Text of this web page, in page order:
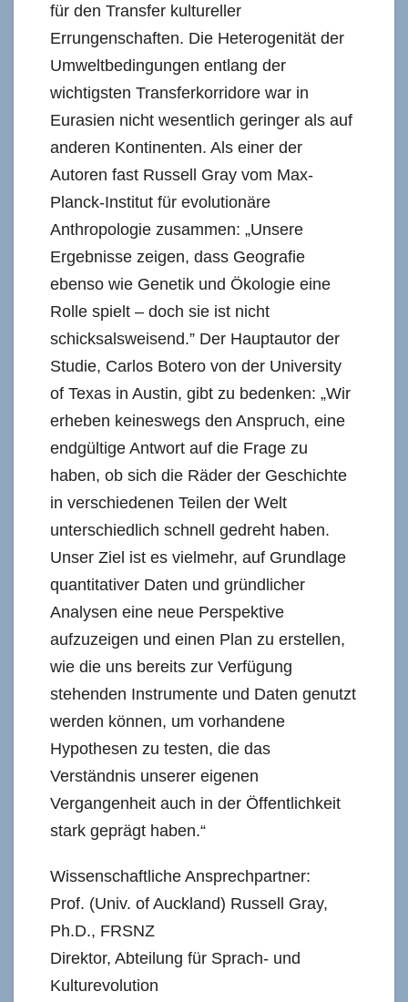
für den Transfer kultureller
Errungenschaften. Die Heterogenität der
Umweltbedingungen entlang der
wichtigsten Transferkorridore war in
Eurasien nicht wesentlich geringer als auf
anderen Kontinenten. Als einer der
Autoren fast Russell Gray vom Max-
Planck-Institut für evolutionäre
Anthropologie zusammen: „Unsere
Ergebnisse zeigen, dass Geografie
ebenso wie Genetik und Ökologie eine
Rolle spielt – doch sie ist nicht
schicksalsweisend.” Der Hauptautor der
Studie, Carlos Botero von der University
of Texas in Austin, gibt zu bedenken: „Wir
erheben keineswegs den Anspruch, eine
endgültige Antwort auf die Frage zu
haben, ob sich die Räder der Geschichte
in verschiedenen Teilen der Welt
unterschiedlich schnell gedreht haben.
Unser Ziel ist es vielmehr, auf Grundlage
quantitativer Daten und gründlicher
Analysen eine neue Perspektive
aufzuzeigen und einen Plan zu erstellen,
wie die uns bereits zur Verfügung
stehenden Instrumente und Daten genutzt
werden können, um vorhandene
Hypothesen zu testen, die das
Verständnis unserer eigenen
Vergangenheit auch in der Öffentlichkeit
stark geprägt haben.“
Wissenschaftliche Ansprechpartner:
Prof. (Univ. of Auckland) Russell Gray,
Ph.D., FRSNZ
Direktor, Abteilung für Sprach- und
Kulturevolution